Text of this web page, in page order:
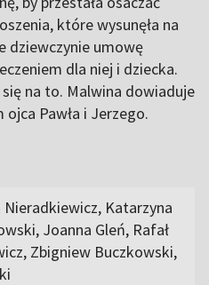
które wysunęła na
dziewczynie umowę
dla niej i dziecka.
na to. Malwina dowiaduje
ojca Pawła i Jerzego.
Katarzyna
Joanna Gleń, Rafał
Zbigniew Buczkowski,